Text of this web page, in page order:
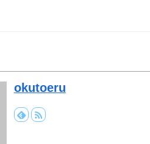
okutoeru